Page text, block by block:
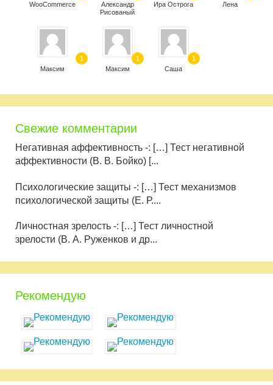
WooCommerce
Александр
Рисованый
Ира Острога
Лена
Максим
1
Максим
1
Саша
1
Свежие комментарии
Негативная аффективность -: […] Тест негативной
аффективности (В. В. Бойко) [...
Психологические защиты -: […] Тест механизмов
психологической защиты (Е. Р....
Личностная зрелость -: […] Тест личностной
зрелости (В. А. Руженков и др...
Рекомендую